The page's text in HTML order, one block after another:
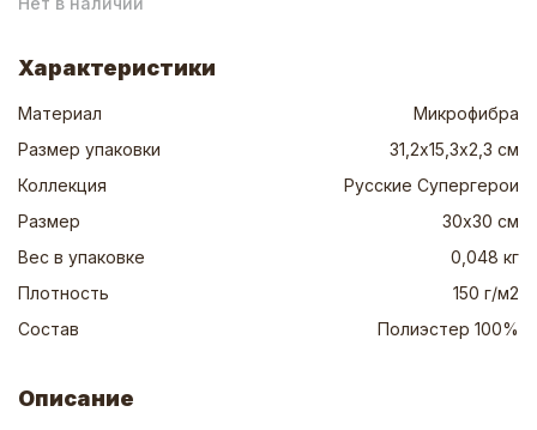
Характеристики
Материал
Микрофибра
Размер упаковки
31,2х15,3х2,3 см
Коллекция
Русские Супергерои
Размер
30х30 см
Вес в упаковке
0,048 кг
Плотность
150 г/м2
Состав
Полиэстер 100%
Описание